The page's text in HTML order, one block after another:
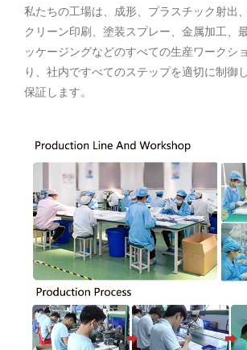
私たちの工場は、成形、プラスチック射出
クリーン印刷、塗装スプレー、金属加工、
ッケージングなどのすべての生産ワークシ
り、社内ですべてのステップを適切に制御
保証します。